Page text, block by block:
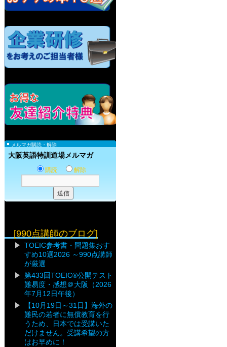
メルマガ購読・解除
大阪英語特訓道場メルマガ
購読 解除
[990点講師のブログ]
TOEIC参考書・問題集おす
すめ10選2026 ～990点講師
が厳選
第433回TOEIC®公開テスト
難易度・感想＠大阪（2026
年7月12日午後）
【10月19日～31日】海外の
難民の若者に無償教育を行
うため、日本では受講いた
だけません。受講希望の方
はお早めに！